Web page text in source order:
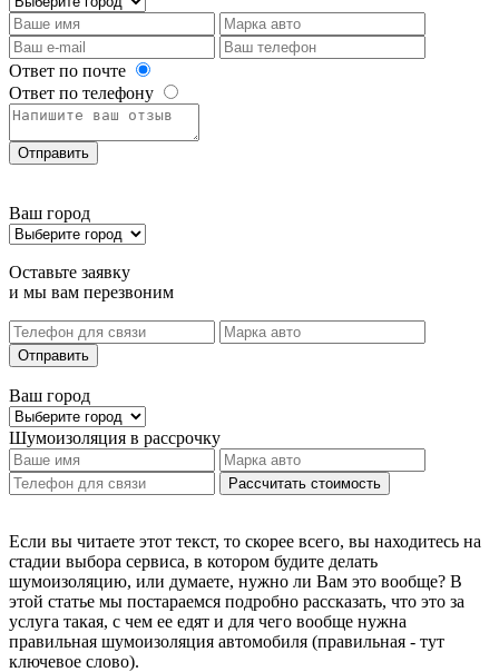
Ответ по почте
Ответ по телефону
Отправить
Ваш город
Оставьте заявку
и мы вам перезвоним
Отправить
Ваш город
Шумоизоляция в рассрочку
Рассчитать стоимость
Если вы читаете этот текст, то скорее всего, вы находитесь на
стадии выбора сервиса, в котором будите делать
шумоизоляцию, или думаете, нужно ли Вам это вообще? В
этой статье мы постараемся подробно рассказать, что это за
услуга такая, с чем ее едят и для чего вообще нужна
правильная шумоизоляция автомобиля (правильная - тут
ключевое слово).